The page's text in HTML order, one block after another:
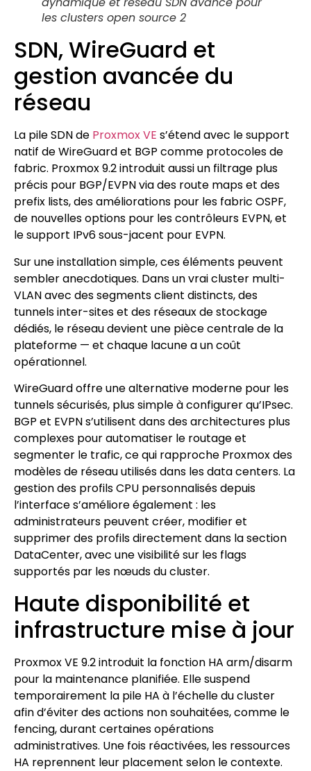
les clusters open source 2
SDN, WireGuard et
gestion avancée du
réseau
La pile SDN de Proxmox VE s’étend avec le support
natif de WireGuard et BGP comme protocoles de
fabric. Proxmox 9.2 introduit aussi un filtrage plus
précis pour BGP/EVPN via des route maps et des
prefix lists, des améliorations pour les fabric OSPF,
de nouvelles options pour les contrôleurs EVPN, et
le support IPv6 sous-jacent pour EVPN.
Sur une installation simple, ces éléments peuvent
sembler anecdotiques. Dans un vrai cluster multi-
VLAN avec des segments client distincts, des
tunnels inter-sites et des réseaux de stockage
dédiés, le réseau devient une pièce centrale de la
plateforme — et chaque lacune a un coût
opérationnel.
WireGuard offre une alternative moderne pour les
tunnels sécurisés, plus simple à configurer qu’IPsec.
BGP et EVPN s’utilisent dans des architectures plus
complexes pour automatiser le routage et
segmenter le trafic, ce qui rapproche Proxmox des
modèles de réseau utilisés dans les data centers. La
gestion des profils CPU personnalisés depuis
l’interface s’améliore également : les
administrateurs peuvent créer, modifier et
supprimer des profils directement dans la section
DataCenter, avec une visibilité sur les flags
supportés par les nœuds du cluster.
Haute disponibilité et
infrastructure mise à jour
Proxmox VE 9.2 introduit la fonction HA arm/disarm
pour la maintenance planifiée. Elle suspend
temporairement la pile HA à l’échelle du cluster
afin d’éviter des actions non souhaitées, comme le
fencing, durant certaines opérations
administratives. Une fois réactivées, les ressources
HA reprennent leur placement selon le contexte.